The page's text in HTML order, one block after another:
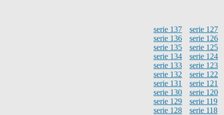
serie 137
serie 136
serie 135
serie 134
serie 133
serie 132
serie 131
serie 130
serie 129
serie 128
serie 127
serie 126
serie 125
serie 124
serie 123
serie 122
serie 121
serie 120
serie 119
serie 118